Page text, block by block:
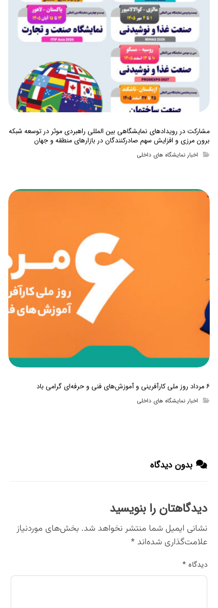
مشارکت در رویدادهای نمایشگاهی بین المللی راهبردی موثر در توسعه شبکه
برون مرزی و افزایش سهم صادرکنندگان در بازارهای منطقه و جهان
اخبار نمایشگاه های داخلی
۶ مرداد روز ملی کارآفرینی و آموزش‌های فنی و حرفه‌ای گرامی باد
اخبار نمایشگاه های داخلی
بدون دیدگاه
دیدگاهتان را بنویسید
نشانی ایمیل شما منتشر نخواهد شد. بخش‌های موردنیاز
علامت‌گذاری شده‌اند*
دیدگاه*